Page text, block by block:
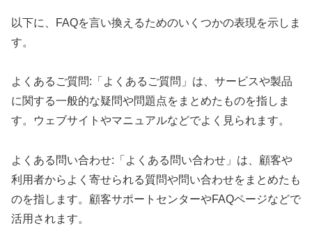
以下に、FAQを言い換えるためのいくつかの表現を示しま
す。
よくあるご質問:「よくあるご質問」は、サービスや製品
に関する一般的な疑問や問題点をまとめたものを指しま
す。ウェブサイトやマニュアルなどでよく見られます。
よくある問い合わせ:「よくある問い合わせ」は、顧客や
利用者からよく寄せられる質問や問い合わせをまとめたも
のを指します。顧客サポートセンターやFAQページなどで
活用されます。